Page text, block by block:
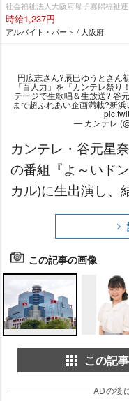
社会福祉法人大阪府母子寡婦福祉
時給1,237円
アルバイト・パート / 大阪府
円広志さん?辰巳ゆうとさん
「百人力」を『カンテレ祭
テージで生歌唱＆生放送? 谷
まで超ふれあい企画満載?新
— カンテレ
カンテレ・谷元星
の番組『よ～いド
カル)に生出演し、
この記事の画像
この記
ADの後